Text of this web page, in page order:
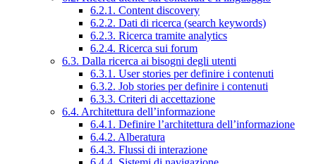
6.2.1. Content discovery
6.2.2. Dati di ricerca (search keywords)
6.2.3. Ricerca tramite analytics
6.2.4. Ricerca sui forum
6.3. Dalla ricerca ai bisogni degli utenti
6.3.1. User stories per definire i contenuti
6.3.2. Job stories per definire i contenuti
6.3.3. Criteri di accettazione
6.4. Architettura dell’informazione
6.4.1. Definire l’architettura dell’informazione
6.4.2. Alberatura
6.4.3. Flussi di interazione